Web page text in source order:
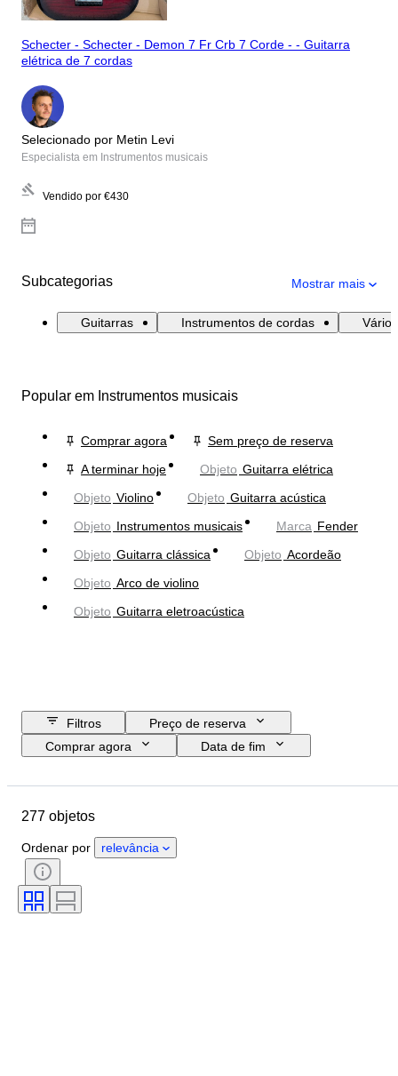
Schecter - Schecter - Demon 7 Fr Crb 7 Corde - - Guitarra
elétrica de 7 cordas
Selecionado por Metin Levi
Especialista em Instrumentos musicais
Vendido por €430
Subcategorias Mostrar mais
Guitarras Instrumentos de cordas
Popular em Instrumentos musicais
Comprar agora
Sem preço de reserva
A terminar hoje
Objeto Guitarra elétrica
Objeto Violino Objeto Guitarra acústica
Objeto Instrumentos musicais Marca Fender
Objeto Guitarra clássica Objeto Acordeão
Objeto Arco de violino
Objeto Guitarra eletroacústica
Filtros
Preço de reserva
Comprar agora
Data de fim
País de origem
Extras
Estilo
Era
Testado e a funcionar.
277 objetos
Ordenar por relevância